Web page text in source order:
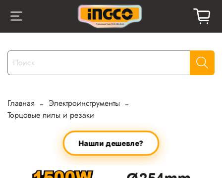
Главная
Электроинструменты
Торцовые пилы и резаки
Нашли дешевле?